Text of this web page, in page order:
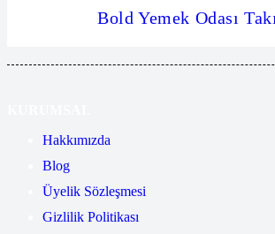
Bold Yemek Odası
Hakkımızda
Blog
Üyelik Sözleşmesi
Gizlilik Politikası